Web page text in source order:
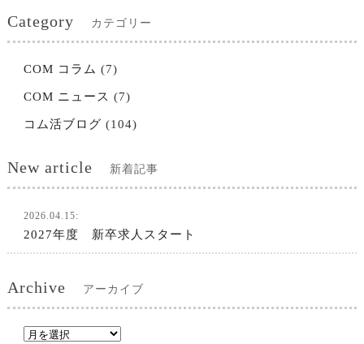
Category カテゴリー
COM コラム (7)
COM ニュース (7)
コム活ブログ (104)
New article 新着記事
2026.04.15:
2027年度 新卒求人スタート
Archive アーカイブ